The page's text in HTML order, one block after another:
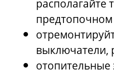
располагайте
предтопочном
выключатели,
отопительные